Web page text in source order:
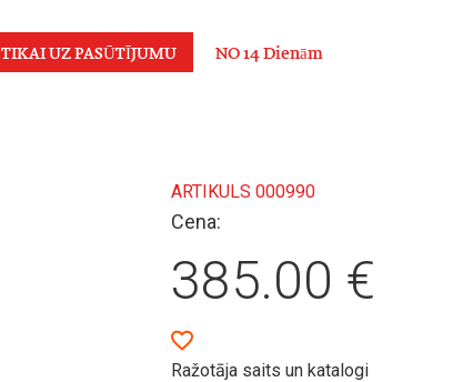
TIKAI UZ PASŪTĪJUMU NO 14 Dienām
ARTIKULS 000990
Cena:
385.00 €
Ražotāja saits un katalogi